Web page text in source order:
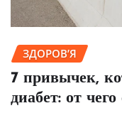
ЗДОРОВ’Я
7 привычек,
диабет: от